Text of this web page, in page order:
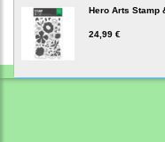
Hero Arts Stamp
24,99 €